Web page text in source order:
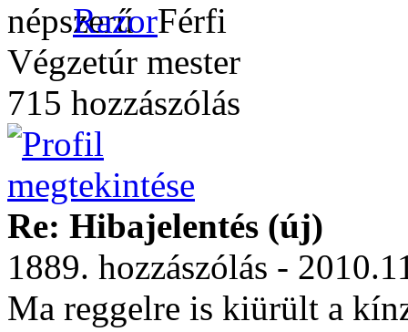
Razor
Végzetúr mester
715 hozzászólás
Re: Hibajelentés (új)
1889. hozzászólás -
Ma reggelre is kiürült a